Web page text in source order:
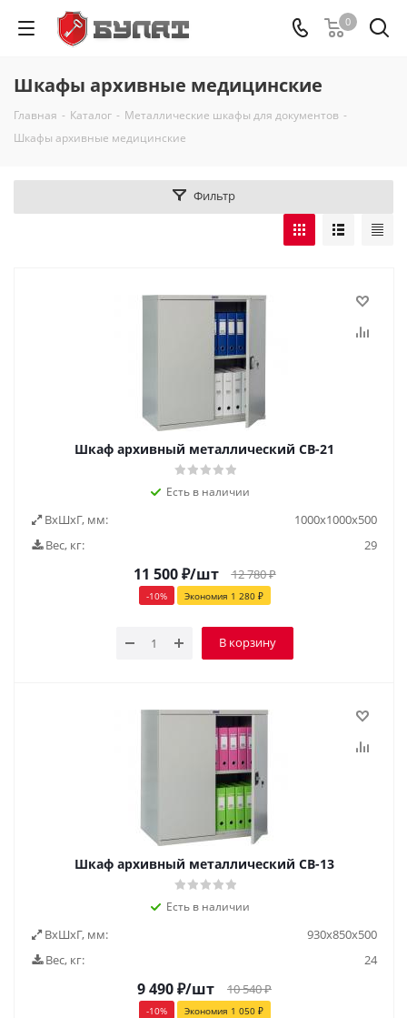
0
Шкафы архивные медицинские
Главная - Каталог - Металлические шкафы для документов -
Шкафы архивные медицинские
Фильтр
Шкаф архивный металлический СВ-21
Есть в наличии
ВxШxГ, мм:
1000х1000х500
Вес, кг:
29
11 500₽/шт 12 780₽
-10% Экономия 1 280₽
В корзину
Шкаф архивный металлический СВ-13
Есть в наличии
ВxШxГ, мм:
930х850х500
Вес, кг:
24
9 490₽/шт 10 540₽
-10% Экономия 1 050₽